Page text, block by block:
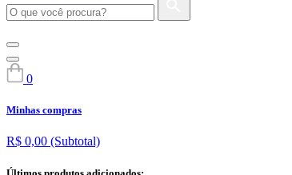
0
Minhas compras
R$ 0,00 (Subtotal)